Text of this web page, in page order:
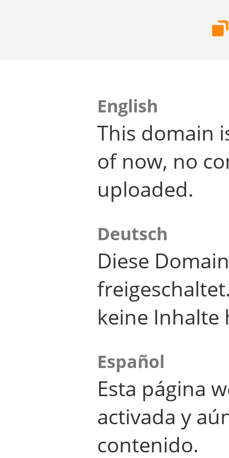
English
This domain
of now, no
uploaded.
Deutsch
Diese
keine Inhalte
Español
Esta página
activada y
contenido.